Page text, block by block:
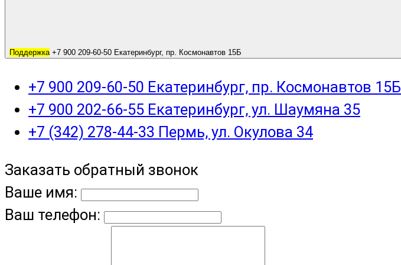
Поддержка +7 900 209-60-50 Екатеринбург, пр. Космонавтов 15Б
+7 900 209-60-50 Екатеринбург, пр. Космонавтов 15Б
+7 900 202-66-55 Екатеринбург, ул. Шаумяна 35
+7 (342) 278-44-33 Пермь, ул. Окулова 34
Заказать обратный звонок
Ваше имя:
Ваш телефон: